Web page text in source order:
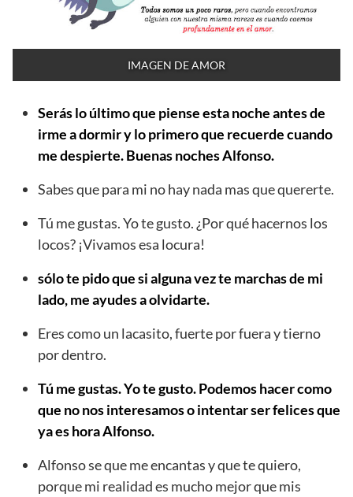
IMAGEN DE AMOR
Serás lo último que piense esta noche antes de
irme a dormir y lo primero que recuerde cuando
me despierte. Buenas noches Alfonso.
Sabes que para mi no hay nada mas que quererte.
Tú me gustas. Yo te gusto. ¿Por qué hacernos los
locos? ¡Vivamos esa locura!
sólo te pido que si alguna vez te marchas de mi
lado, me ayudes a olvidarte.
Eres como un lacasito, fuerte por fuera y tierno
por dentro.
Tú me gustas. Yo te gusto. Podemos hacer como
que no nos interesamos o intentar ser felices que
ya es hora Alfonso.
Alfonso se que me encantas y que te quiero,
porque mi realidad es mucho mejor que mis